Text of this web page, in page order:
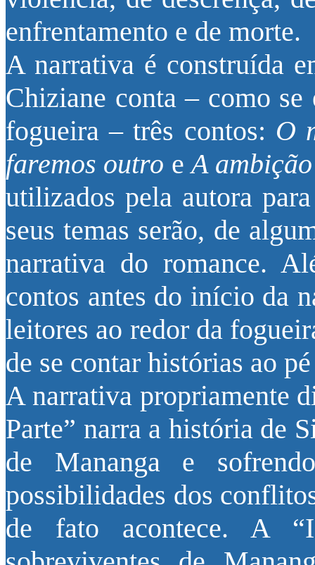
enfrentamento e de morte.
A narrativa é construída
Chiziane conta – como se
fogueira – três contos: O
faremos outro eA
utilizados pela autora
seus temas serão, de
narrativa do romance.
contos antes do início da
leitores ao redor da
de se contar histórias ao
A narrativa propriamente
Parte” narra a história de
de Mananga e
possibilidades dos
de fato acontece. A